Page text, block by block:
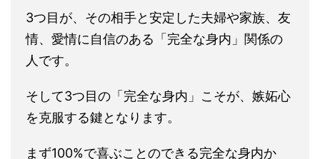
3つ目が、その相手と安定した夫婦や家族、友
情、愛情に自信のある「完全な身内」関係の
人です。
そして3つ目の「完全な身内」こそが、嫉妬心
を克服する鍵となります。
まず100%で喜ぶことのできる完全な身内か